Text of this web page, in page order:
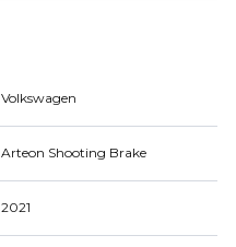
Volkswagen
Arteon Shooting Brake
2021